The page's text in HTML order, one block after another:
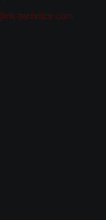
technics.com